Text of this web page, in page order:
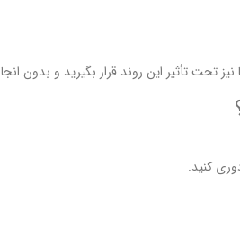
تأثیر این روند قرار بگیرید و بدون
کنید.